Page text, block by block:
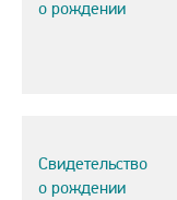
о рождении
Свидетельство
о рождении